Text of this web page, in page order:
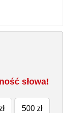
słowa!
500 zł